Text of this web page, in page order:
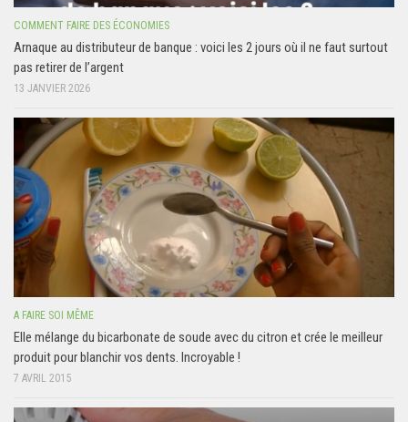
COMMENT FAIRE DES ÉCONOMIES
Arnaque au distributeur de banque : voici les 2 jours où il ne faut surtout
pas retirer de l’argent
13 JANVIER 2026
A FAIRE SOI MÊME
Elle mélange du bicarbonate de soude avec du citron et crée le meilleur
produit pour blanchir vos dents. Incroyable !
7 AVRIL 2015